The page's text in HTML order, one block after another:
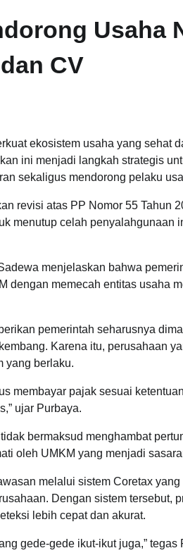
Usaha
CV
ekosistem usaha yang sehat
ini menjadi langkah strategis
sekaligus mendorong pelaku
revisi atas PP Nomor 55 Tahun
menutup celah penyalahgunaan
menjelaskan bahwa
dengan memecah entitas usaha
pemerintah seharusnya
Karena itu, perusahaan
yang berlaku.
membayar pajak sesuai
ujar Purbaya.
bermaksud menghambat
oleh UMKM yang menjadi
melalui sistem Coretax
Dengan sistem tersebut,
lebih cepat dan akurat.
gede-gede ikut-ikut juga,” tegas